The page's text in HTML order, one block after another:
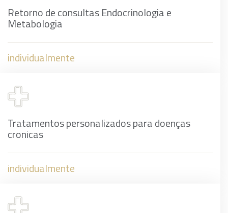
Retorno de consultas Endocrinologia e
Metabologia
individualmente
Tratamentos personalizados para doenças
cronicas
individualmente